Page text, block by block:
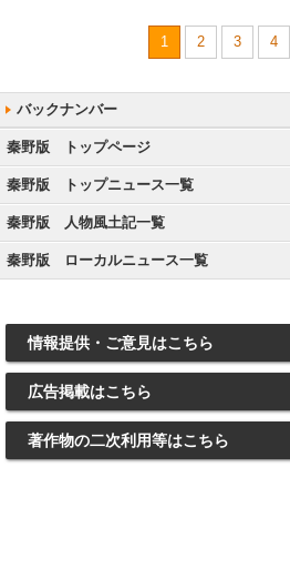
1 2 3 4
秦野版 トップページ
秦野版 トップニュース一覧
秦野版 人物風土記一覧
秦野版 ローカルニュース一覧
情報提供・ご意見はこちら
広告掲載はこちら
著作物の二次利用等はこちら